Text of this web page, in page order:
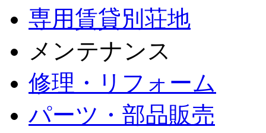
専用賃貸別荘地
メンテナンス
修理・リフォーム
パーツ・部品販売